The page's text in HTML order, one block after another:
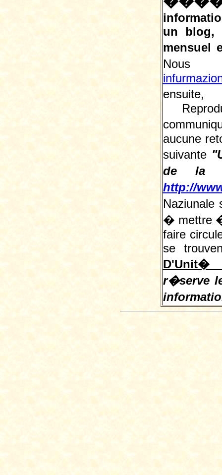
un blog,
mensuel
Nous
ensuite,
aucune
suivante
de la
http://
� mettre
faire
se
D'Unit�
r�serve